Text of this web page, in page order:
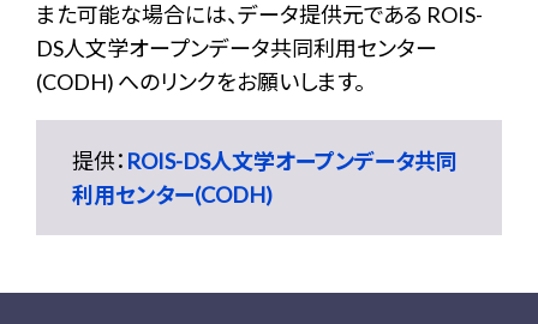
また可能な場合には、データ提供元である ROIS-
DS人文学オープンデータ共同利用センター
(CODH) へのリンクをお願いします。
提供： ROIS-DS人文学オープンデータ共同
利用センター(CODH)